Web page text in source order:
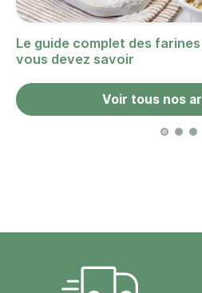
Le guide complet des
vous devez savoir
Voir tous nos